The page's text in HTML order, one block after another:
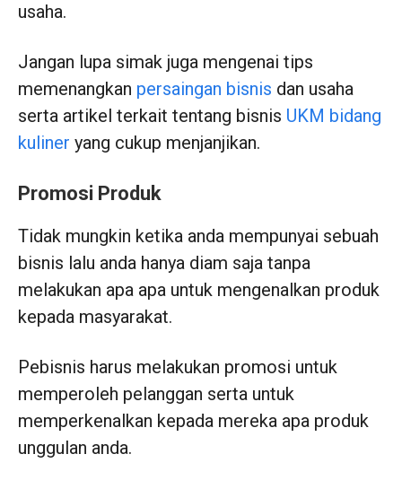
usaha.
Jangan lupa simak juga mengenai tips
memenangkan persaingan bisnis dan usaha
serta artikel terkait tentang bisnis UKM bidang
kuliner yang cukup menjanjikan.
Promosi Produk
Tidak mungkin ketika anda mempunyai sebuah
bisnis lalu anda hanya diam saja tanpa
melakukan apa apa untuk mengenalkan produk
kepada masyarakat.
Pebisnis harus melakukan promosi untuk
memperoleh pelanggan serta untuk
memperkenalkan kepada mereka apa produk
unggulan anda.